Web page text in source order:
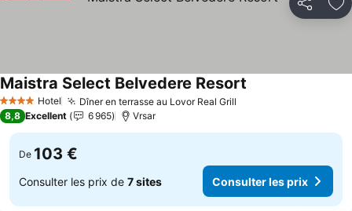
Partager
4 Étoiles Hotel Dîner en terrasse au Lovor Real Grill
Maistra Select Belvedere Resort
8,8 Excellent 6 965 Vrsar
De 103 €
Consulter les prix de 7 sites Consulter les prix